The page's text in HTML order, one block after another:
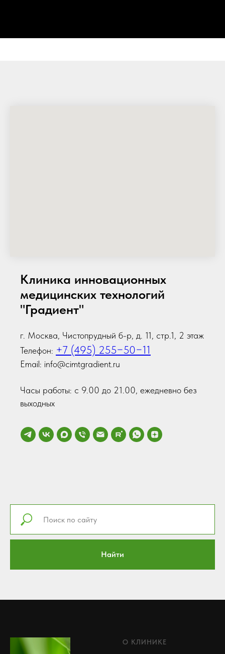
Клиника инновационных
медицинских технологий
"Градиент"
г. Москва, Чистопрудный б-р, д. 11, стр.1, 2 этаж
Телефон: +7 (495) 255−50−11
Email: info@cimtgradient.ru
Часы работы: с 9.00 до 21.00, ежедневно без
выходных
Найти
О КЛИНИКЕ